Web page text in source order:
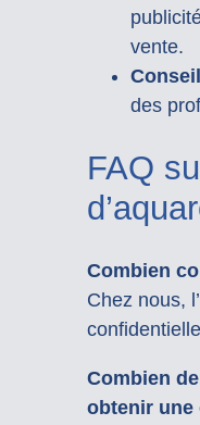
vente.
des
FAQ
Combien
Chez nous,
Combien
obtenir une